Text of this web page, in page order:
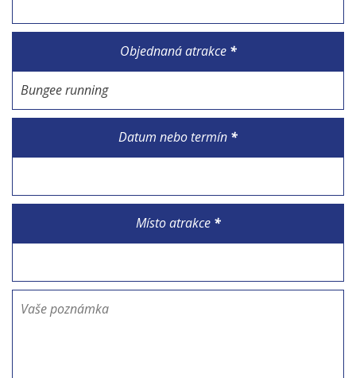
Objednaná atrakce *
Datum nebo termín *
Místo atrakce *